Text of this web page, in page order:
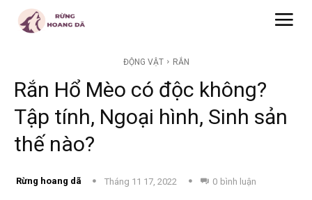
ĐỘNG VẬT RẮN
Rắn Hổ Mèo có độc không?
Tập tính, Ngoại hình, Sinh sản
thế nào?
Rừng hoang dã Tháng 11 17, 2022 0 bình luận